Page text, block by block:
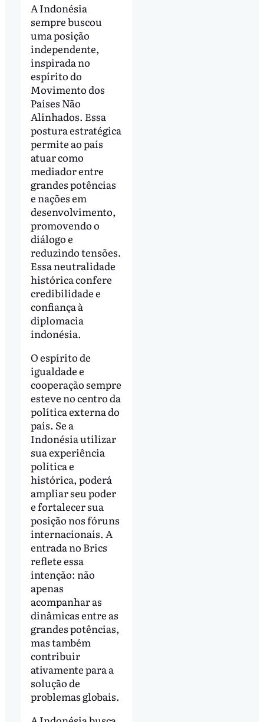
A Indonésia
sempre buscou
uma posição
independente,
inspirada no
espírito do
Movimento dos
Países Não
Alinhados. Essa
postura estratégica
permite ao país
atuar como
mediador entre
grandes potências
e nações em
desenvolvimento,
promovendo o
diálogo e
reduzindo tensões.
Essa neutralidade
histórica confere
credibilidade e
confiança à
diplomacia
indonésia.
O espírito de
igualdade e
cooperação sempre
esteve no centro da
política externa do
país. Se a
Indonésia utilizar
sua experiência
política e
histórica, poderá
ampliar seu poder
e fortalecer sua
posição nos fóruns
internacionais. A
entrada no Brics
reflete essa
intenção: não
apenas
acompanhar as
dinâmicas entre as
grandes potências,
mas também
contribuir
ativamente para a
solução de
problemas globais.